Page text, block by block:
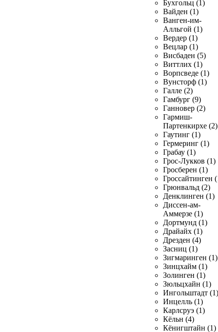
Бухгольц (1)
Вайден (1)
Ванген-им-
Алльгой (1)
Вердер (1)
Вецлар (1)
Висбаден (5)
Виттлих (1)
Ворпсведе (1)
Вунсторф (1)
Галле (2)
Гамбург (9)
Ганновер (2)
Гармиш-
Партенкирхе (2)
Гаутинг (1)
Гермеринг (1)
Грабау (1)
Грос-Лукков (1)
Гросберен (1)
Гроссайтинген
Грюнвальд (2)
Денклинген (1)
Диссен-ам-
Аммерзе (1)
Дортмунд (1)
Драйайх (1)
Дрезден (4)
Засниц (1)
Зигмаринген (1)
Зинцхайм (1)
Золинген (1)
Зюльцхайн (1)
Ингольштадт (1)
Инцелль (1)
Карлсруэ (1)
Кёльн (4)
Кёнигштайн (1)